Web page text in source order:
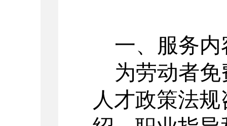
一、服务内
为劳动者
人才政策法